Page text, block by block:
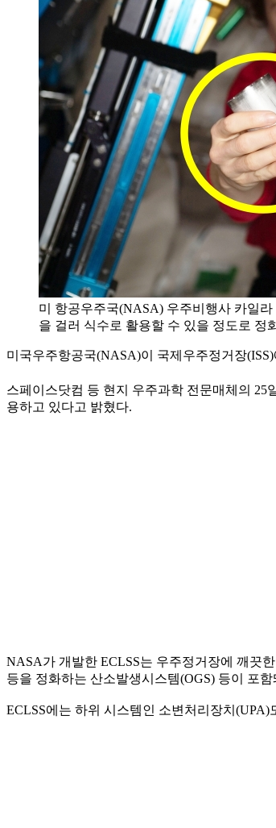
미 항공우주국(NASA) 우주비행사 카일
을 걸러 식수로 활용할 수 있을 정도로 정
미국우주항공국(NASA)이 국제우주정거장
스페이스닷컴 등 현지 우주과학 전문매체의
용하고 있다고 밝혔다.
NASA가 개발한 ECLSS는 우주정거장에 깨끗
등을 정화하는 산소발생시스템(OGS) 등이 포함
ECLSS에는 하위 시스템인 소변처리장치